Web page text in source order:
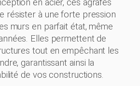
en acier, ces agrafes
résister à une forte pression
murs en parfait état, même
Elles permettent de
tout en empêchant les
garantissant ainsi la
de vos constructions.